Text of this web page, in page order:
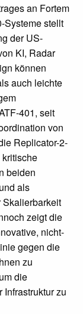
an Fortem
Systeme stellt
der US-
KI, Radar
können
auch leichte
401, seit
von
Replicator-2-
beiden
als
Skalierbarkeit
zeigt die
nicht-
gegen die
zu
die
zu